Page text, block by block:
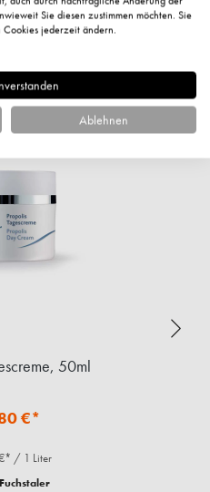
Artikel
50ml
€*
/ 1 Liter
Sie diesen zustimmen möchten. Sie
jederzeit ändern.
Ablehnen